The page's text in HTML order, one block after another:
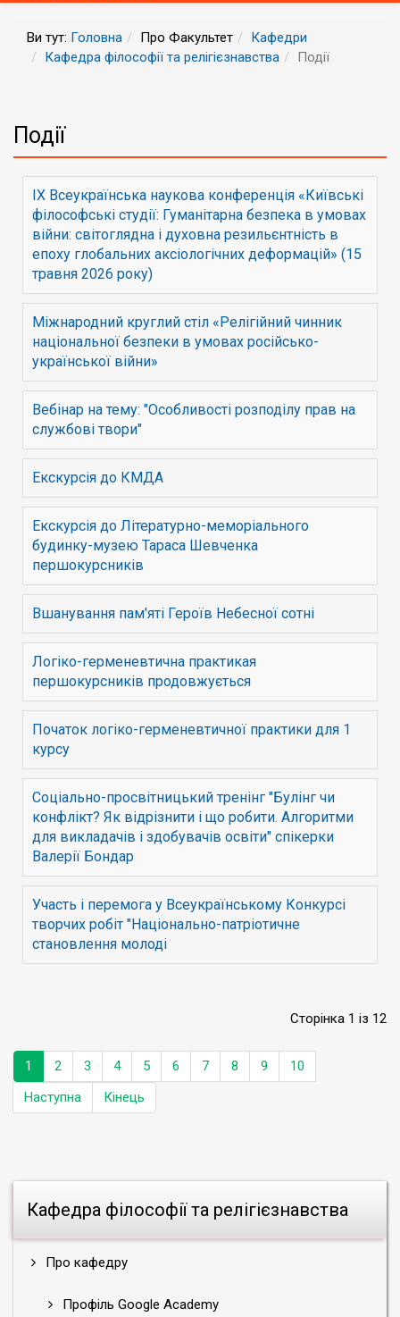
Ви тут: Головна Про Факультет
Кафедри
Кафедра філософії та релігієзнавства
Події
Кафедра філософії та релігієзнавства
Про кафедру
Профіль Google Academy
Події
IX Всеукраїнська наукова конференція «Київські
філософські студії: Гуманітарна безпека в умовах
війни: світоглядна і духовна резильєнтність в
епоху глобальних аксіологічних деформацій» (15
травня 2026 року)
Міжнародний круглий стіл «Релігійний чинник
національної безпеки в умовах російсько-
української війни»
Вебінар на тему: "Особливості розподілу прав на
службові твори"
Екскурсія до КМДА
Екскурсія до Літературно-меморіального
будинку-музею Тараса Шевченка
першокурсників
Вшанування пам'яті Героїв Небесної сотні
Логіко-герменевтична практикая
першокурсників продовжується
Початок логіко-герменевтичної практики для 1
курсу
Соціально-просвітницький тренінг "Булінг чи
конфлікт? Як відрізнити і що робити. Алгоритми
для викладачів і здобувачів освіти" спікерки
Валерії Бондар
Участь і перемога у Всеукраїнському Конкурсі
творчих робіт "Національно-патріотичне
становлення молоді
Сторінка 1 із 12
1 2 3 4 5 6 7 8 9
10
Наступна
Кінець